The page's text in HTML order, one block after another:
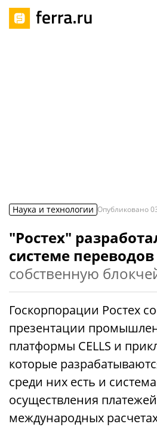
Наука и технологии Опубликовано
"Ростех"
системе переводов
собственную
Госкорпорации Ростех
презентации
платформы CELLS и
которые
среди них есть и
осуществления
международных